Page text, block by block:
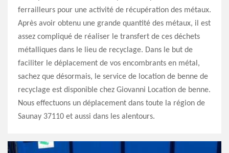
ferrailleurs pour une activité de récupération des métaux.
Après avoir obtenu une grande quantité des métaux, il est
assez compliqué de réaliser le transfert de ces déchets
métalliques dans le lieu de recyclage. Dans le but de
faciliter le déplacement de vos encombrants en métal,
sachez que désormais, le service de location de benne de
recyclage est disponible chez Giovanni Location de benne.
Nous effectuons un déplacement dans toute la région de
Saunay 37110 et aussi dans les alentours.